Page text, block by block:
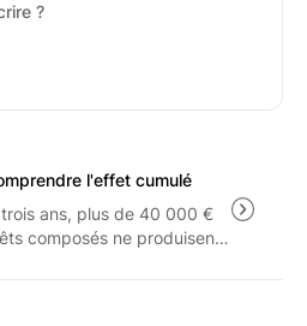
?
l'effet cumulé
ans, plus de 40 000 €
composés ne produisent